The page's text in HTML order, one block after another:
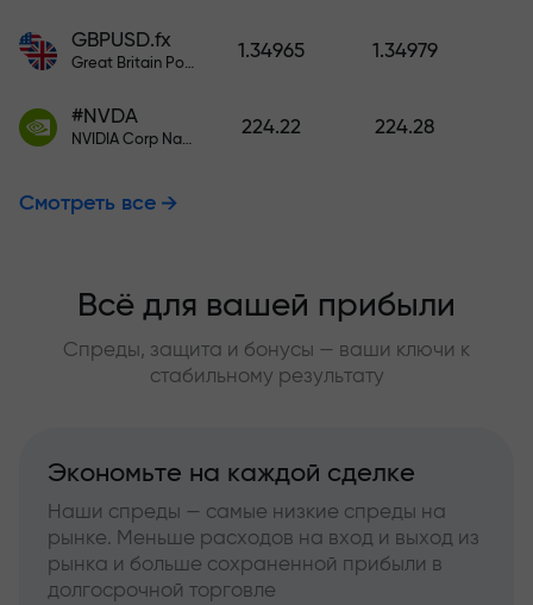
GBPUSD.fx
Great Britain Pound vs US Dollar
1.34965 1.34979
#NVDA
NVIDIA Corp Nasdaq Stock Exchange (Nasdaq) USD
224.22 224.28
Смотреть все
Всё для вашей прибыли
Спреды, защита и бонусы — ваши ключи к
стабильному результату
Экономьте на каждой сделке
Наши спреды — самые низкие спреды на
рынке. Меньше расходов на вход и выход из
рынка и больше сохраненной прибыли в
долгосрочной торговле